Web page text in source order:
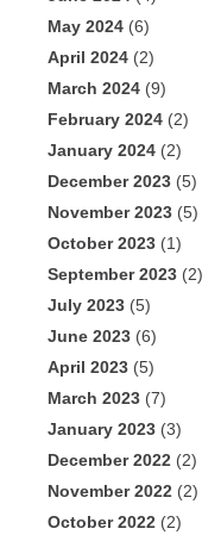
May 2024 (6)
April 2024 (2)
March 2024 (9)
February 2024 (2)
January 2024 (2)
December 2023 (5)
November 2023 (5)
October 2023 (1)
September 2023 (2)
July 2023 (5)
June 2023 (6)
April 2023 (5)
March 2023 (7)
January 2023 (3)
December 2022 (2)
November 2022 (2)
October 2022 (2)